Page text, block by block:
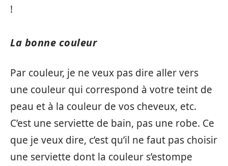
!
La bonne couleur
Par couleur, je ne veux pas dire aller vers
une couleur qui correspond à votre teint de
peau et à la couleur de vos cheveux, etc.
C’est une serviette de bain, pas une robe. Ce
que je veux dire, c’est qu’il ne faut pas choisir
une serviette dont la couleur s’estompe